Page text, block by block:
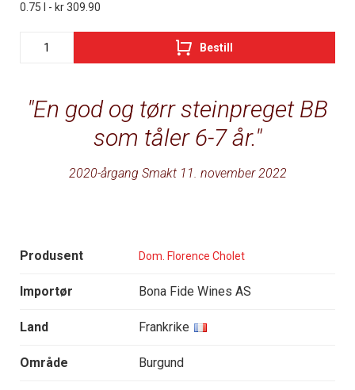
En god og tørr steinpreget BB
som tåler 6-7 år.
2020-årgang Smakt 11. november 2022
Produsent Dom. Florence Cholet
Importør Bona Fide Wines AS
Land Frankrike
Område Burgund
0.75 l - kr 309.90
Bestill